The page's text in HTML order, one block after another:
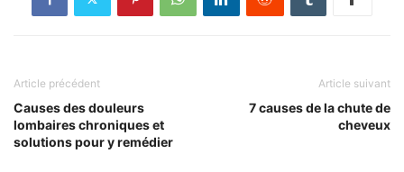
Article précédent
Causes des douleurs
lombaires chroniques et
solutions pour y remédier
Article suivant
7 causes de la chute de
cheveux